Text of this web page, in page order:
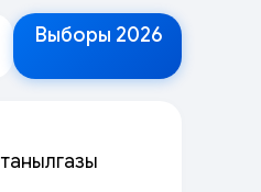
Выборы 2026